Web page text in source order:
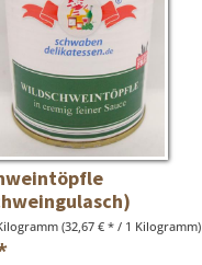
(32,67 € * / 1 Kilogramm)